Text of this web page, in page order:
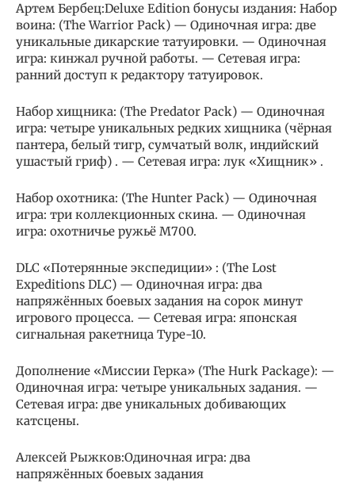
Артем Бербец:Deluxe Edition бонусы издания: Набор
воина: (The Warrior Pack) — Одиночная игра: две
уникальные дикарские татуировки. — Одиночная
игра: кинжал ручной работы. — Сетевая игра:
ранний доступ к редактору татуировок.
Набор хищника: (The Predator Pack) — Одиночная
игра: четыре уникальных редких хищника (чёрная
пантера, белый тигр, сумчатый волк, индийский
ушастый гриф) . — Сетевая игра: лук «Хищник» .
Набор охотника: (The Hunter Pack) — Одиночная
игра: три коллекционных скина. — Одиночная
игра: охотничье ружьё M700.
DLC «Потерянные экспедиции» : (The Lost
Expeditions DLC) — Одиночная игра: два
напряжённых боевых задания на сорок минут
игрового процесса. — Сетевая игра: японская
сигнальная ракетница Type-10.
Дополнение «Миссии Герка» (The Hurk Package): —
Одиночная игра: четыре уникальных задания. —
Сетевая игра: две уникальных добивающих
катсцены.
Алексей Рыжков:Одиночная игра: два
напряжённых боевых задания